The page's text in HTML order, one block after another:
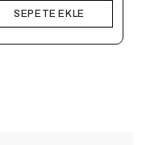
SEPETE EKLE